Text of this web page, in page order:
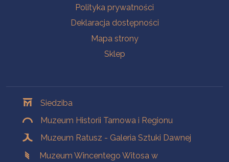
Polityka prywatności
Deklaracja dostępności
Mapa strony
Sklep
Siedziba
Muzeum Historii Tarnowa i Regionu
Muzeum Ratusz - Galeria Sztuki Dawnej
Muzeum Wincentego Witosa w